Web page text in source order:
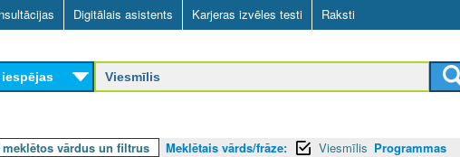
Skip
to
main
content
Digitālais asistents Karjeras izvēles testi Raksti
vārdus un filtrus Meklētais vārds/frāze: Viesmīlis Programmas